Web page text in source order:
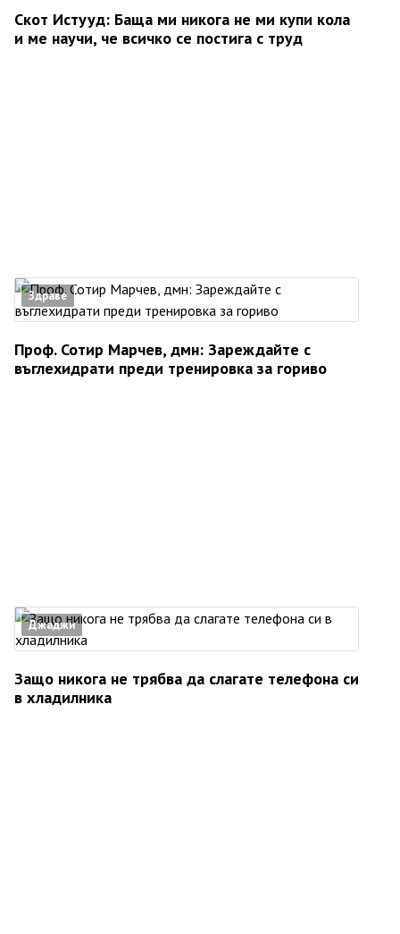
Скот Истууд: Баща ми никога не ми купи кола
и ме научи, че всичко се постига с труд
Здраве
Проф. Сотир Марчев, дмн: Зареждайте с
въглехидрати преди тренировка за гориво
Джаджи
Защо никога не трябва да слагате телефона си
в хладилника